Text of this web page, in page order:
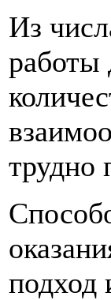
Из
работы
трудно
подход